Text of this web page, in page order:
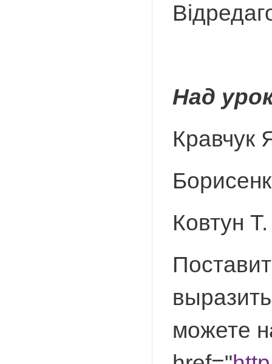
Над
Кравчук
Ковтун
можете